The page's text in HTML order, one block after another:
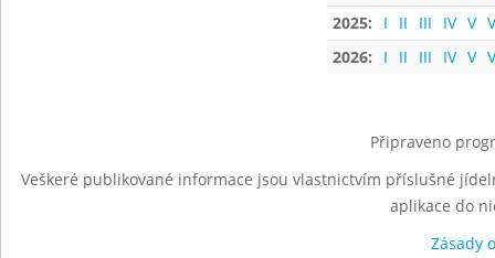
2025:
I II III IV V
2026:
I II III IV V
Připraveno
Veškeré publikované informace jsou vlastnictvím příslušné
aplikace do
Zásady